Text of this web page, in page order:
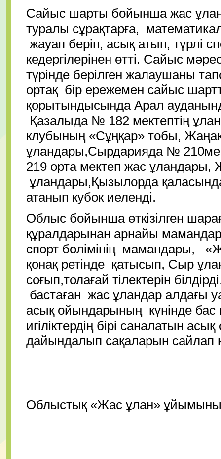
Сайыс шарты бойынша жас
туралы сұрақтарға,
жауап беріп, асық атып, түрлі
кедергілерінен өтті. Сайыс
түрінде берілген жалаушаны
ортақ бір ережемен сайыс
қорытындысында Арал
Қазалыда № 182 мектептің
клубының «Сұңқар» тобы,
ұландары,Сырдарияда №
219 орта мектеп жас
ұландары,Қызылорда
атанып кубок иеленді.
Облыс бойынша өткізілген
құралдарынан арнайы
спорт бөлімінің мамандары,
қонақ ретінде қатысып, Сыр
соғып,толағай тілектерін
бастаған жас ұландар алдағы
асық ойындарының күнінде
игіліктердің бірі саналатын
дайындалып сақаларын сайлап
Облыстық «Жас ұлан»